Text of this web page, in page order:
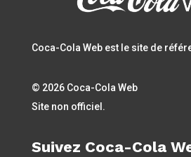
Coca-Cola Web est le site de
© 2026 Coca-Cola Web
Site non officiel.
Suivez Coca-Cola